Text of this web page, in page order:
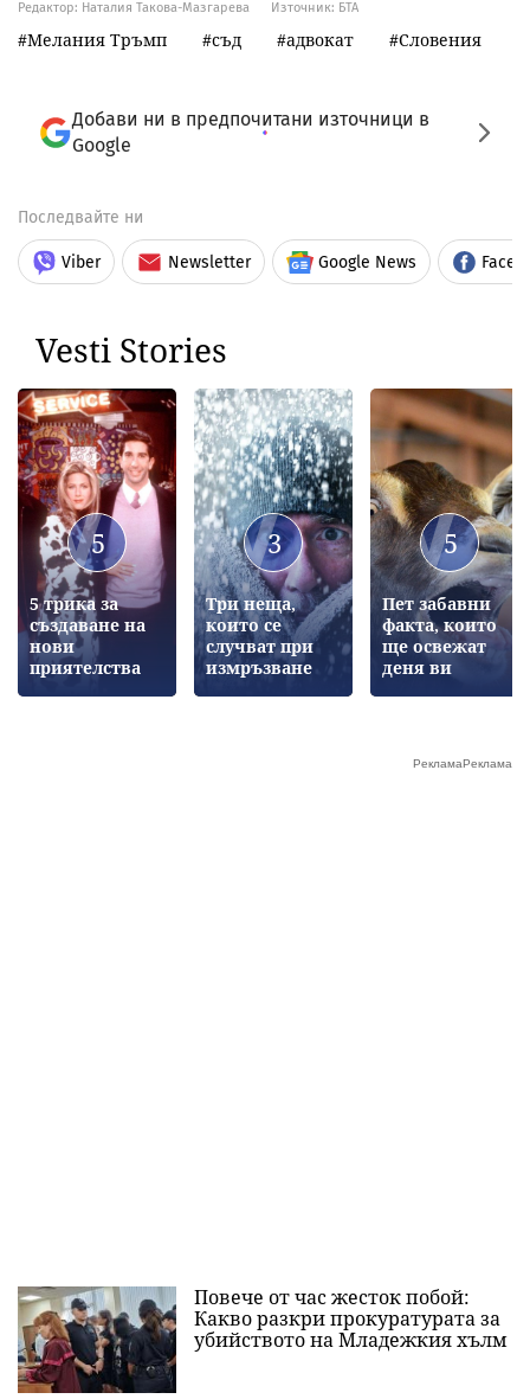
Редактор: Наталия Такова-Мазгарева Източник: БТА
Мелания Тръмп съд адвокат Словения
Добави ни в предпочитани източници в
Google
Последвайте ни
Viber Newsletter Google News
Vesti Stories
5
5 трика за
създаване на
нови
приятелства
3
Три неща,
които се
случват при
измръзване
5
Пет забавни
факта, които
ще освежат
деня ви
Повече от час жесток побой:
Какво разкри прокуратурата за
убийството на Младежкия хълм